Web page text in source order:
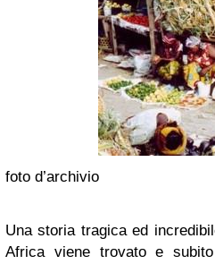
foto d’archivio
Una storia tragica ed
Africa viene trovato e